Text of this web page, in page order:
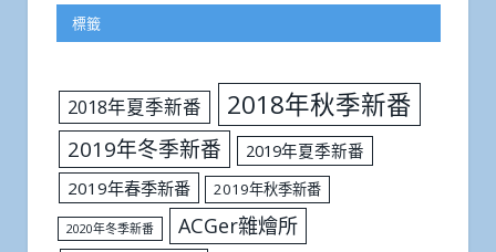
標籤
2018年夏季新番 2018年秋季新番
2019年冬季新番
2019年夏季新番
2019年春季新番
2019年秋季新番
2020年冬季新番 ACGer雜燴所